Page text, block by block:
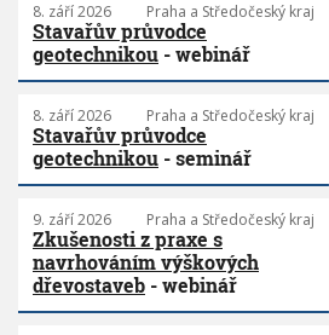
8. září 2026 Praha a Středočeský kraj
Stavařův průvodce
geotechnikou - webinář
8. září 2026 Praha a Středočeský kraj
Stavařův průvodce
geotechnikou - seminář
9. září 2026 Praha a Středočeský kraj
Zkušenosti z praxe s
navrhováním výškových
dřevostaveb - webinář